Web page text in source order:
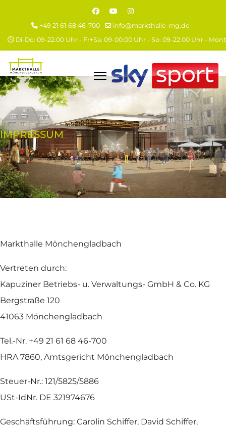
+49 21 61 68 46-700
info@markthalle-mg.de
Di-Do: 09-22:00 Uhr - Fr+Sa: 09-00:00 Uhr - So: 09-22:00 Uhr -
IMPRESSUM
Markthalle Mönchengladbach
Vertreten durch:
Kapuziner Betriebs- u. Verwaltungs- GmbH & Co. KG
Bergstraße 120
41063 Mönchengladbach
Tel.-Nr. +49 21 61 68 46-700
HRA 7860, Amtsgericht Mönchengladbach
Steuer-Nr.: 121/5825/5886
USt-IdNr. DE 321974676
Geschäftsführung: Carolin Schiffer, David Schiffer,